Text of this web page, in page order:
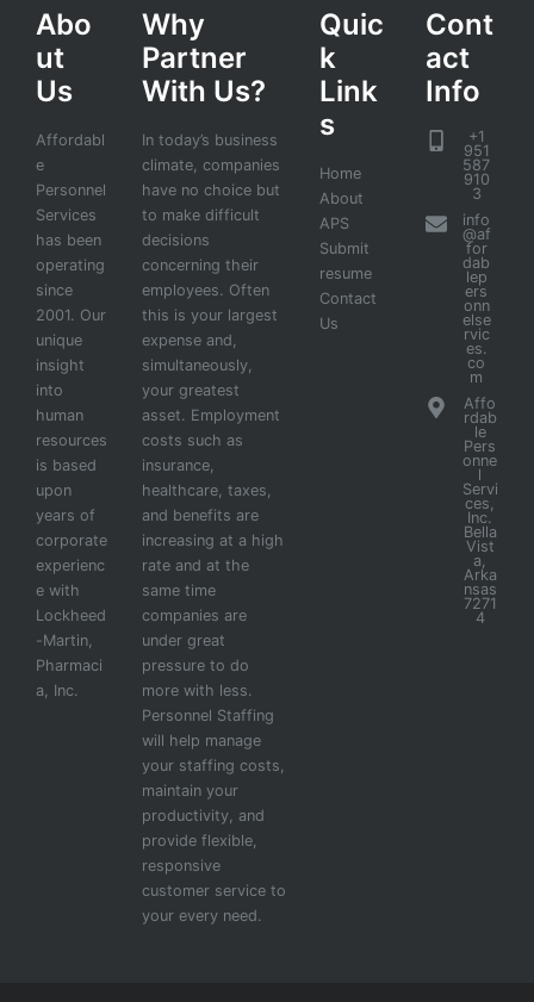
Abo
ut
Us
Affordabl
e
Personnel
Services
has been
operating
since
2001. Our
unique
insight
into
human
resources
is based
upon
years of
corporate
experienc
e with
Lockheed
-Martin,
Pharmaci
a, Inc.
Why
Partner
With Us?
In today’s business
climate, companies
have no choice but
to make difficult
decisions
concerning their
employees. Often
this is your largest
expense and,
simultaneously,
your greatest
asset. Employment
costs such as
insurance,
healthcare, taxes,
and benefits are
increasing at a high
rate and at the
same time
companies are
under great
pressure to do
more with less.
Personnel Staffing
will help manage
your staffing costs,
maintain your
productivity, and
provide flexible,
responsive
customer service to
your every need.
Quic
k
Link
s
Home
About
APS
Submit
resume
Contact
Us
Cont
act
Info
+1
951
587
910
3
info
@af
for
dab
lep
ers
onn
else
rvic
es.
co
m
Affo
rdab
le
Pers
onne
l
Servi
ces,
Inc.
Bella
Vist
a,
Arka
nsas
7271
4